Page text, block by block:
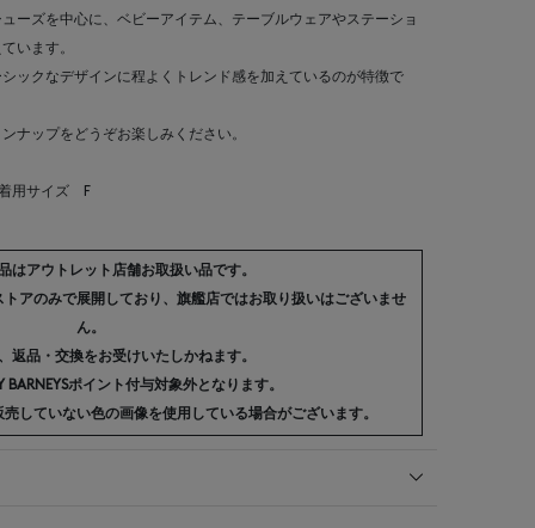
ーズを中心に、ベビーアイテム、テーブルウェアやステーショ
います。
ックなデザインに程よくトレンド感を加えているのが特徴で
ナップをどうぞお楽しみください。
用サイズ F
はアウトレット店舗お取扱い品です。
アのみで展開しており、旗艦店ではお取り扱いはございませ
ん。
返品・交換をお受けいたしかねます。
ポイント付与対象外となります。
していない色の画像を使用している場合がございます。